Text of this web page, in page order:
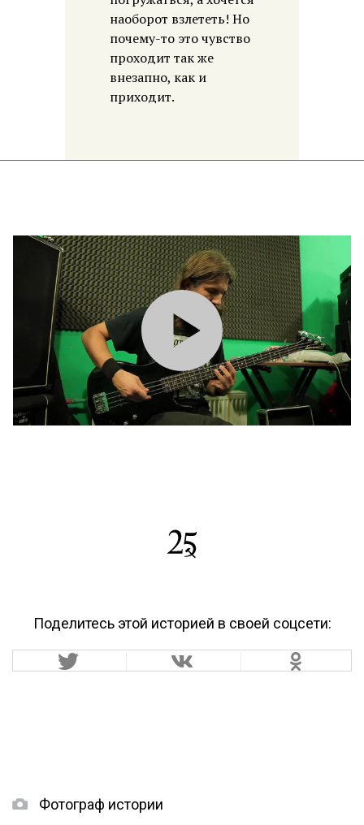
наоборот взлететь! Но
почему-то это чувство
проходит так же
внезапно, как и
приходит.
Поделитесь этой историей в своей соцсети:
Фотограф истории